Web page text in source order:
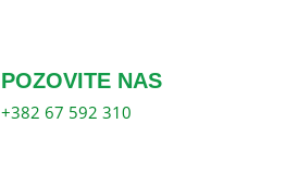
POZOVITE NAS
+382 67 592 310